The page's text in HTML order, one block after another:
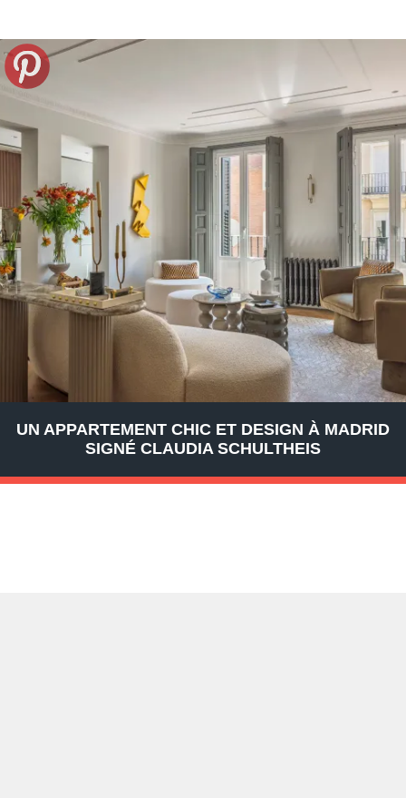
UN APPARTEMENT CHIC ET DESIGN À MADRID
SIGNÉ CLAUDIA SCHULTHEIS